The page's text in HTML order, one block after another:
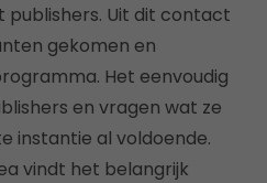
Uit dit contact
gekomen en
Het eenvoudig
en vragen wat ze
instantie al voldoende.
vindt het belangrijk